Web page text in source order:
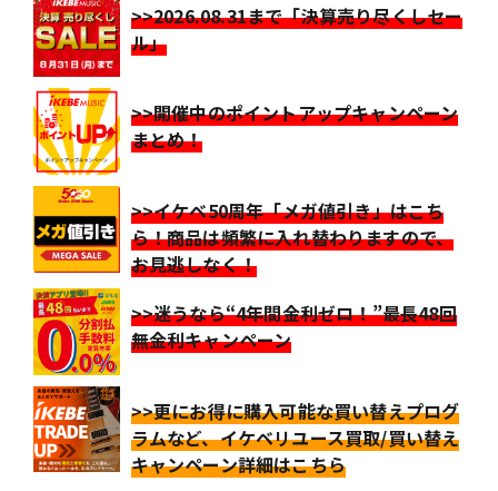
>>2026.08.31まで「決算売り尽くしセー
ル」
>>開催中のポイントアップキャンペーン
まとめ！
>>イケベ50周年「メガ値引き」はこち
ら！商品は頻繁に入れ替わりますので、
お見逃しなく！
>>迷うなら“4年間金利ゼロ！”最長48回
無金利キャンペーン
>>更にお得に購入可能な買い替えプログ
ラムなど、イケベリユース買取/買い替え
キャンペーン詳細はこちら